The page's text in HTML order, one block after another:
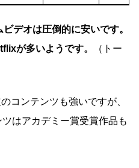
デオは圧倒的に安いです。
が多いようです。
（トー
コンテンツも強いですが、
はアカデミー賞受賞作品も